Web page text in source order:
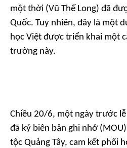
một thời (Vũ Thế Long) đã
Quốc. Tuy nhiên, đây là một
học Việt được triển khai một
trường này.
Chiều 20/6, một ngày trước
đã ký biên bản ghi nhớ
tộc Quảng Tây, cam kết phối